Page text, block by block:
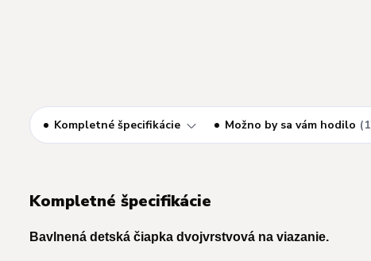
Kompletné špecifikácie Možno by sa vám hodilo 1
Kompletné špecifikácie
Bavlnená detská čiapka dvojvrstvová na viazanie.